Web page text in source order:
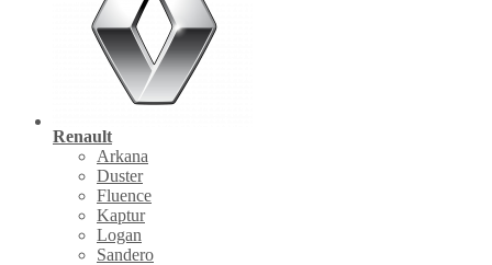
Renault
Arkana
Duster
Fluence
Kaptur
Logan
Sandero